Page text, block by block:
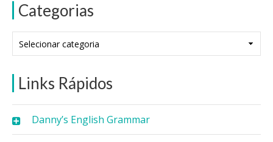
Categorias
Links Rápidos
Danny’s English Grammar